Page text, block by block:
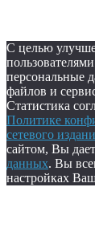
С целью
персональные
файлов и
Статистика
Политике
сетевого
сайтом, Вы
данных. Вы
настройках